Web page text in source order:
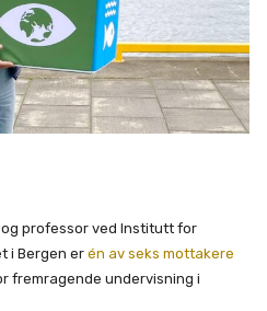
professor ved Institutt for
i Bergen er én av seks mottakere
fremragende undervisning i